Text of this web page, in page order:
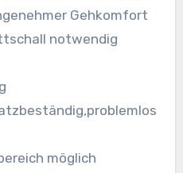
Gehkomfort
notwendig
möglich